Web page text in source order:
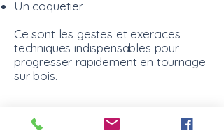
Un coquetier
Ce sont les gestes et exercices
techniques indispensables pour
progresser rapidement en tournage
sur bois.